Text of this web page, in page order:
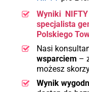
Wyniki
specjalista
Polskiego
Nasi
wsparciem –
możesz
Wynik